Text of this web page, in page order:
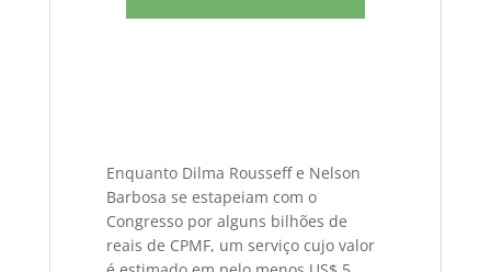
Enquanto Dilma Rousseff e Nelson
Barbosa se estapeiam com o
Congresso por alguns bilhões de
reais de CPMF, um serviço cujo valor